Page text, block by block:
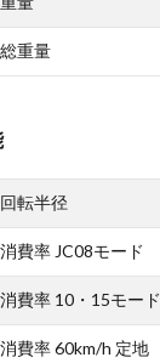
重量
転半径
費率 JC08モード
費率 10・15モード
費率 60km/h 定地